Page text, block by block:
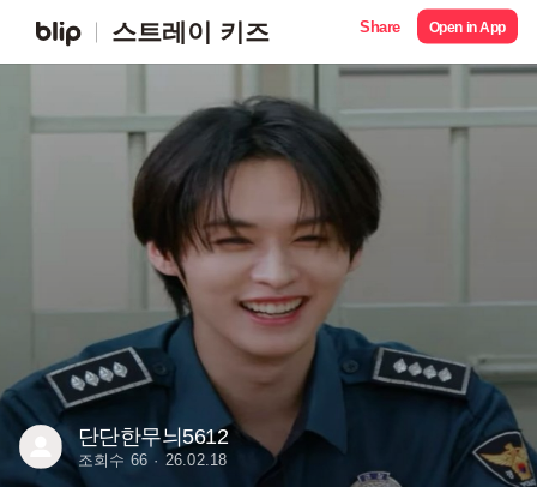
스트레이 키즈 Share Open in App
단단한무늬5612
조회수 66 26.02.18